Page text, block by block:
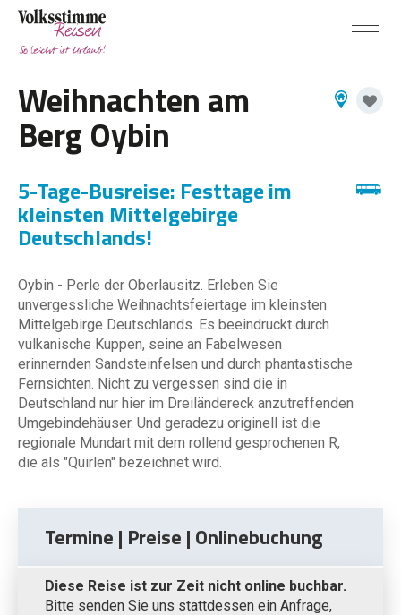
Weihnachten am
Berg Oybin
5-Tage-Busreise: Festtage im
kleinsten Mittelgebirge
Deutschlands!
Oybin - Perle der Oberlausitz. Erleben Sie
unvergessliche Weihnachtsfeiertage im kleinsten
Mittelgebirge Deutschlands. Es beeindruckt durch
vulkanische Kuppen, seine an Fabelwesen
erinnernden Sandsteinfelsen und durch phantastische
Fernsichten. Nicht zu vergessen sind die in
Deutschland nur hier im Dreiländereck anzutreffenden
Umgebindehäuser. Und geradezu originell ist die
regionale Mundart mit dem rollend gesprochenen R,
die als "Quirlen" bezeichnet wird.
Termine | Preise | Onlinebuchung
Diese Reise ist zur Zeit nicht online buchbar.
Bitte senden Sie uns stattdessen ein Anfrage,